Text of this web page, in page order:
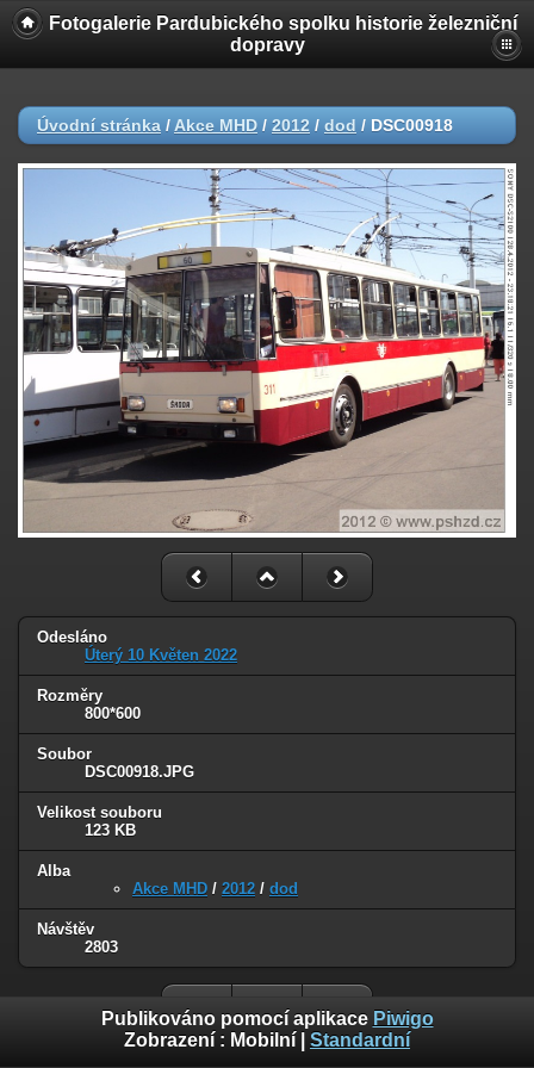
Fotogalerie Pardubického spolku historie železniční
dopravy
Úvodní stránka / Akce MHD / 2012 / dod / DSC00918
Odesláno
Úterý 10 Květen 2022
Rozměry
800*600
Soubor
DSC00918.JPG
Velikost souboru
123 KB
Alba
Akce MHD / 2012 / dod
Návštěv
2803
Publikováno pomocí aplikace Piwigo
Zobrazení : Mobilní Standardní